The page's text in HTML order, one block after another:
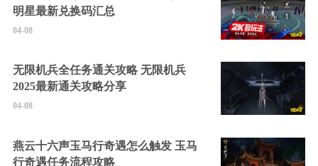
明星最新兑换码汇总
04-08
无限机兵全任务通关攻略 无限机兵
2025最新通关攻略分享
04-08
燕云十六声玉马行奇遇怎么触发 玉马
行奇遇任务流程攻略